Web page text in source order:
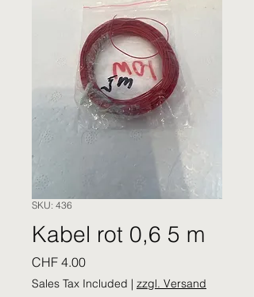
SKU: 436
Kabel rot 0,6 5 m
CHF 4.00Price
Sales Tax Included | zzgl. Versand